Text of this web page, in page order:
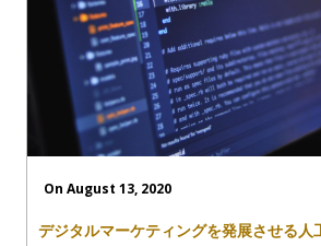
On August 13, 2020
デジタルマーケティングを発展させる人